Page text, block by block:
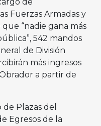
Fuerzas Armadas y
“nadie gana más
542 mandos
de División
más ingresos
a partir de
Plazas del
Egresos de la